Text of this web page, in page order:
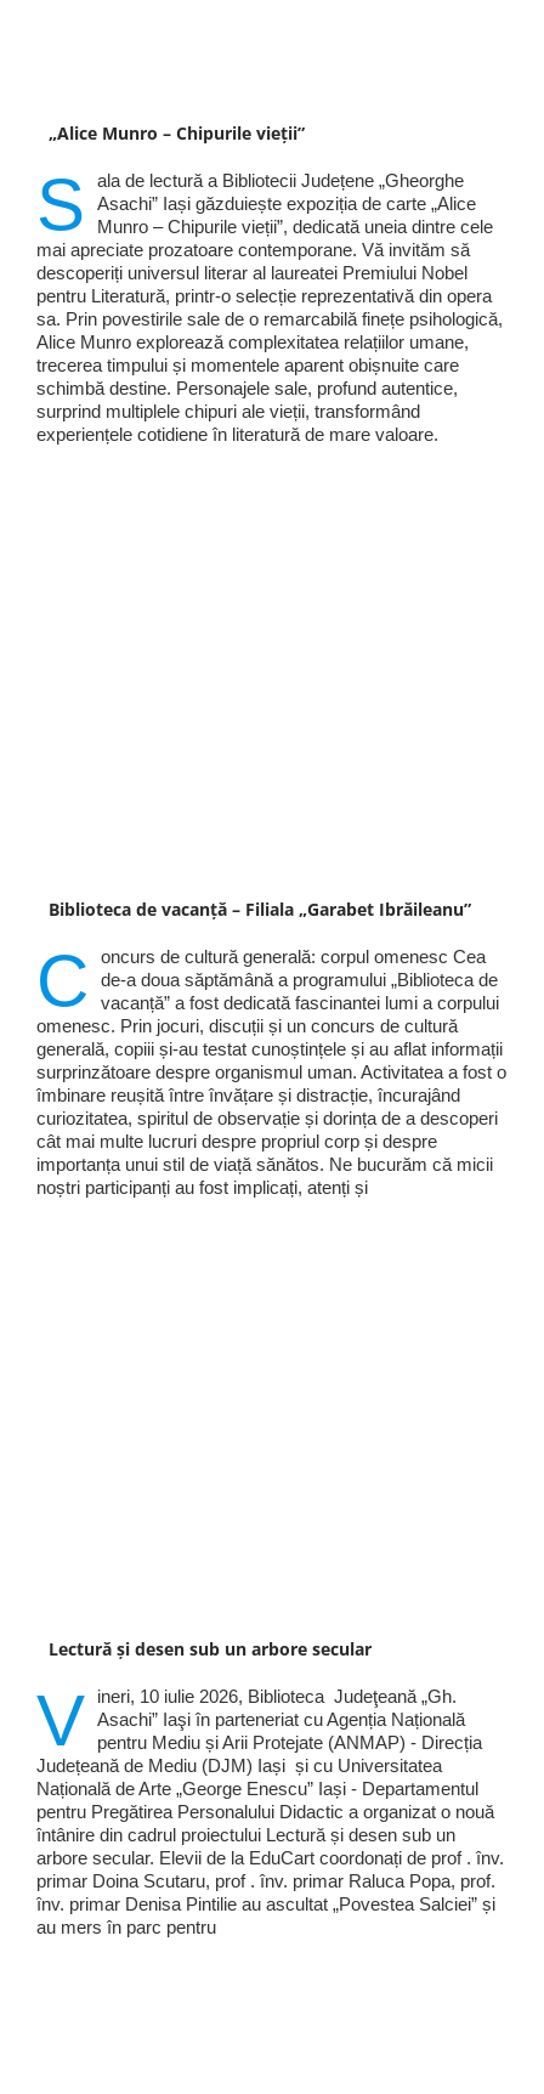
„Alice Munro – Chipurile vieții”
S
ala de lectură a Bibliotecii Județene „Gheorghe
Asachi” Iași găzduiește expoziția de carte „Alice
Munro – Chipurile vieții”, dedicată uneia dintre cele
mai apreciate prozatoare contemporane. Vă invităm să
descoperiți universul literar al laureatei Premiului Nobel
pentru Literatură, printr-o selecție reprezentativă din opera
sa. Prin povestirile sale de o remarcabilă finețe psihologică,
Alice Munro explorează complexitatea relațiilor umane,
trecerea timpului și momentele aparent obișnuite care
schimbă destine. Personajele sale, profund autentice,
surprind multiplele chipuri ale vieții, transformând
experiențele cotidiene în literatură de mare valoare.
Biblioteca de vacanță – Filiala „Garabet Ibrăileanu”
C
oncurs de cultură generală: corpul omenesc Cea
de-a doua săptămână a programului „Biblioteca de
vacanță” a fost dedicată fascinantei lumi a corpului
omenesc. Prin jocuri, discuții și un concurs de cultură
generală, copiii și-au testat cunoștințele și au aflat informații
surprinzătoare despre organismul uman. Activitatea a fost o
îmbinare reușită între învățare și distracție, încurajând
curiozitatea, spiritul de observație și dorința de a descoperi
cât mai multe lucruri despre propriul corp și despre
importanța unui stil de viață sănătos. Ne bucurăm că micii
noștri participanți au fost implicați, atenți și
Lectură și desen sub un arbore secular
V
ineri, 10 iulie 2026, Biblioteca Judeţeană „Gh.
Asachi” Iaşi în parteneriat cu Agenția Națională
pentru Mediu și Arii Protejate (ANMAP) - Direcția
Județeană de Mediu (DJM) Iași și cu Universitatea
Națională de Arte „George Enescu” Iași - Departamentul
pentru Pregătirea Personalului Didactic a organizat o nouă
întânire din cadrul proiectului Lectură și desen sub un
arbore secular. Elevii de la EduCart coordonați de prof . înv.
primar Doina Scutaru, prof . înv. primar Raluca Popa, prof.
înv. primar Denisa Pintilie au ascultat „Povestea Salciei” și
au mers în parc pentru